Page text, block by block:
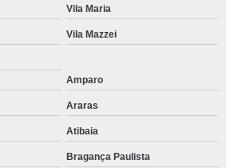
Vila Maria
Vila Mazzei
Amparo
Araras
Atibaia
Bragança Paulista